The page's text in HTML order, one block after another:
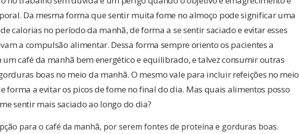
Da mesma forma que sentir muita fome no almoço pode significar uma
calorias no período da manhã, de forma a se sentir saciado e evitar esses
a compulsão alimentar. Dessa forma sempre oriento os pacientes a
café da manhã bem energético e equilibrado, e talvez consumir outras
boas no meio da manhã. O mesmo vale para incluir refeições no meio
forma a evitar os picos de fome no final do dia. Mas quais alimentos posso
sentir mais saciado ao longo do dia?
para o café da manhã, por serem fontes de proteína e gorduras boas.